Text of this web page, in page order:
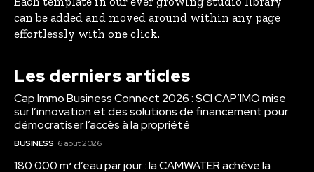
can be added and moved around within any page
effortlessly with one click.
Les derniers articles
Cap Immo Business Connect 2026 : SCI CAP’IMO mise
sur l’innovation et des solutions de financement pour
démocratiser l’accès à la propriété
BUSINESS 6 août 2026
180 000 m³ d’eau par jour : la CAMWATER achève la